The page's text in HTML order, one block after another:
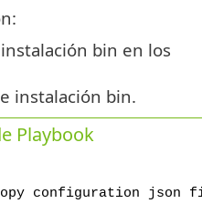
bin en los
instalación bin.
Playbook
configuration json